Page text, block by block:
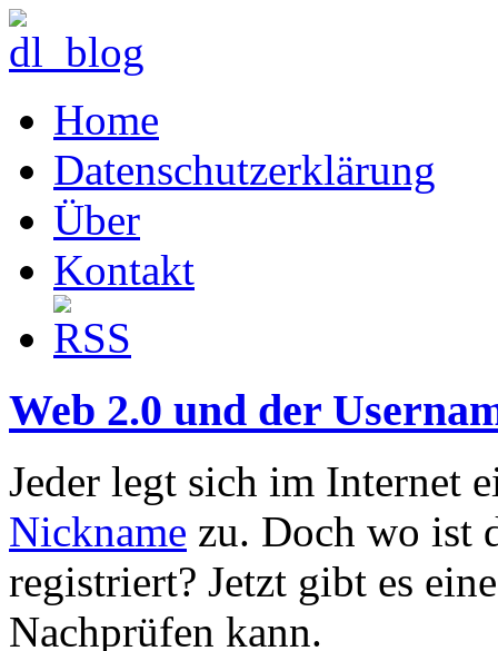
Home
Datenschutzerklärung
Über
Kontakt
Web 2.0 und der
Jeder legt sich im Internet
Nickname zu. Doch wo ist
registriert? Jetzt gibt es
Nachprüfen kann.